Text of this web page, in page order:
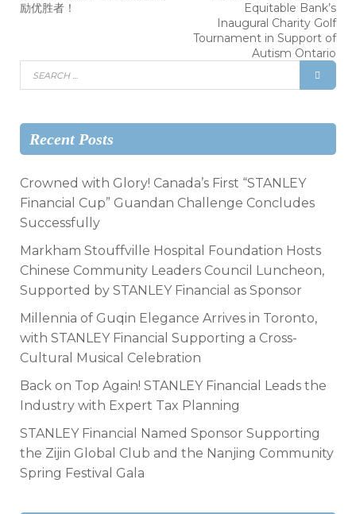
励优胜者！
Equitable Bank’s
Inaugural Charity Golf
Tournament in Support of
Autism Ontario
Recent Posts
Crowned with Glory! Canada’s First “STANLEY
Financial Cup” Guandan Challenge Concludes
Successfully
Markham Stouffville Hospital Foundation Hosts
Chinese Community Leaders Council Luncheon,
Supported by STANLEY Financial as Sponsor
Millennia of Guqin Elegance Arrives in Toronto,
with STANLEY Financial Supporting a Cross-
Cultural Musical Celebration
Back on Top Again! STANLEY Financial Leads the
Industry with Expert Tax Planning
STANLEY Financial Named Sponsor Supporting
the Zijin Global Club and the Nanjing Community
Spring Festival Gala